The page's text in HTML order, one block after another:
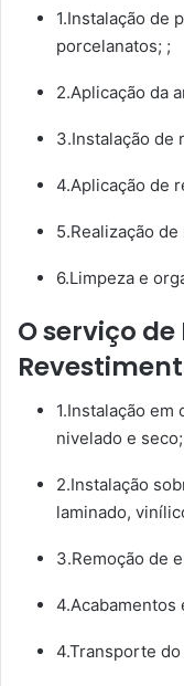
1.Instalação de
porcelanatos; ;
2.Aplicação da
3.Instalação de
4.Aplicação de
5.Realização
6.Limpeza e
O serviço
1.Instalação
nivelado e seco;
2.Instalação
laminado,
3.Remoção de
4.Acabamentos
4.Transporte